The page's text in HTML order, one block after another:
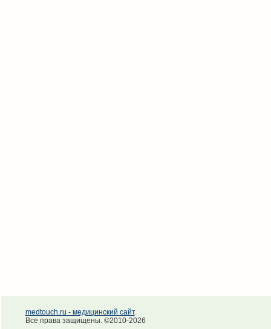
medtouch.ru - медицинский сайт.
Все права защищены. ©2010-2026